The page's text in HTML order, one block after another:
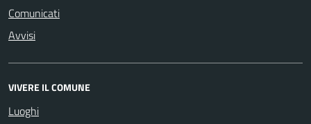
Comunicati
Avvisi
VIVERE IL COMUNE
Luoghi